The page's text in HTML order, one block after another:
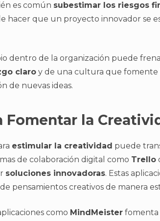
es común subestimar los riesgos
hacer que un proyecto innovador se
dentro de la organización puede
claro y de una cultura que fomente
de nuevas ideas.
Fomentar la
estimular la creatividad puede
de colaboración digital como Trello
soluciones innovadoras. Estas
pensamientos creativos de manera
como MindMeister fomenta